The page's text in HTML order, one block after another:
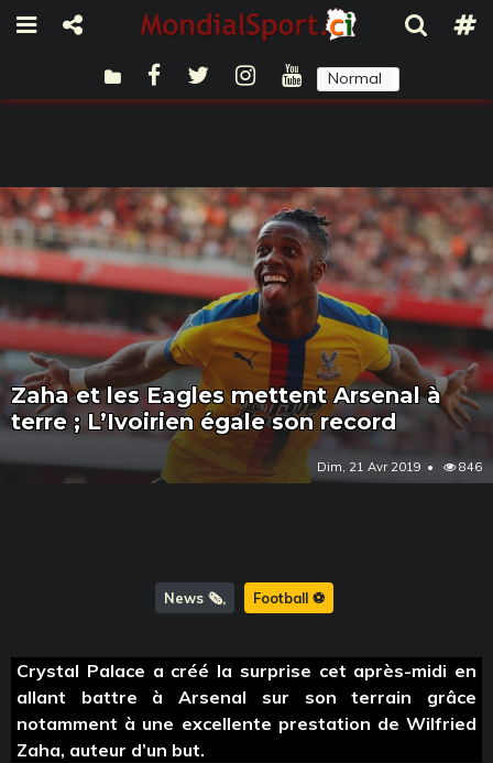
Normal
Zaha et les Eagles mettent Arsenal à
terre ; L’Ivoirien égale son record
Dim, 21 Avr 2019 846
News 🗞️ Football ⚽️
Crystal Palace a créé la surprise cet après-midi en
allant battre à Arsenal sur son terrain grâce
notamment à une excellente prestation de Wilfried
Zaha, auteur d’un but.